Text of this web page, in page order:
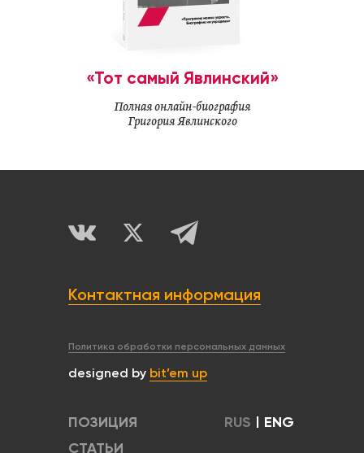
«Тот самый Явлинский»
Полная онлайн-биография
Григория Явлинского
Контактная информация
Политика обработки персональных данных
designed by bit’em up
ПОЗИЦИЯ
СТАТЬИ
RUS | ENG